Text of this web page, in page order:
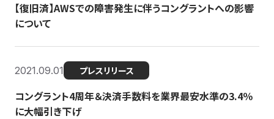
【復旧済】AWSでの障害発生に伴うコングラントへの影響
について
2021.09.01 プレスリリース
コングラント4周年＆決済手数料を業界最安水準の3.4％
に大幅引き下げ